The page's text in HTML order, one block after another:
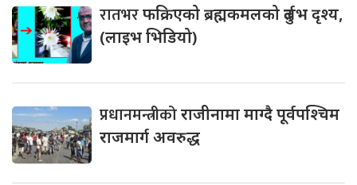
रातभरफक्रिएको ब्रह्मकमलको दुर्लभ दृश्य,
(लाइभ भिडियो)
प्रधानमन्त्रीकोराजीनामा माग्दै पूर्वपश्चिम
राजमार्ग अवरुद्ध